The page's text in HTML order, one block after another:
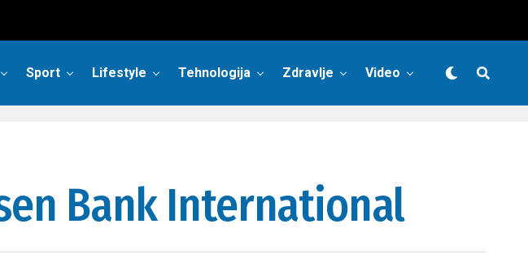
Sport Lifestyle Tehnologija Zdravlje Video
Bank International